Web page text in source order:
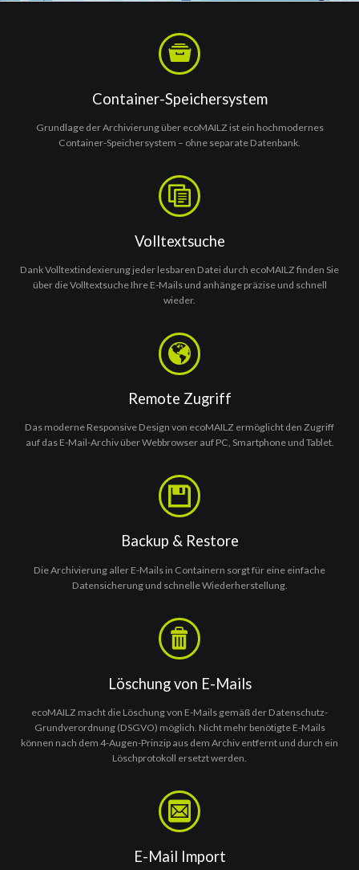
Container-Speichersystem
Grundlage der Archivierung über ecoMAILZ ist ein hochmodernes
Container-Speichersystem – ohne separate Datenbank.
Volltextsuche
Dank Volltextindexierung jeder lesbaren Datei durch ecoMAILZ finden Sie
über die Volltextsuche Ihre E-Mails und anhänge präzise und schnell
wieder.
Remote Zugriff
Das moderne Responsive Design von ecoMAILZ ermöglicht den Zugriff
auf das E-Mail-Archiv über Webbrowser auf PC, Smartphone und Tablet.
Backup & Restore
Die Archivierung aller E-Mails in Containern sorgt für eine einfache
Datensicherung und schnelle Wiederherstellung.
Löschung von E-Mails
ecoMAILZ macht die Löschung von E-Mails gemäß der Datenschutz-
Grundverordnung (DSGVO) möglich. Nicht mehr benötigte E-Mails
können nach dem 4-Augen-Prinzip aus dem Archiv entfernt und durch ein
Löschprotokoll ersetzt werden.
E-Mail Import